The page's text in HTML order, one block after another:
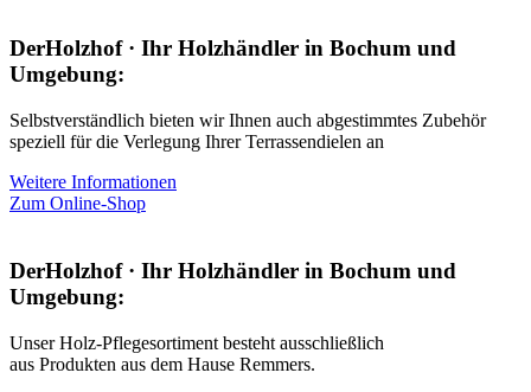
DerHolzhof · Ihr Holzhändler in Bochum und
Umgebung:
Selbstverständlich bieten wir Ihnen auch abgestimmtes Zubehör
speziell für die Verlegung Ihrer Terrassendielen an
Weitere Informationen
Zum Online-Shop
DerHolzhof · Ihr Holzhändler in Bochum und
Umgebung:
Unser Holz-Pflegesortiment besteht ausschließlich
aus Produkten aus dem Hause Remmers.